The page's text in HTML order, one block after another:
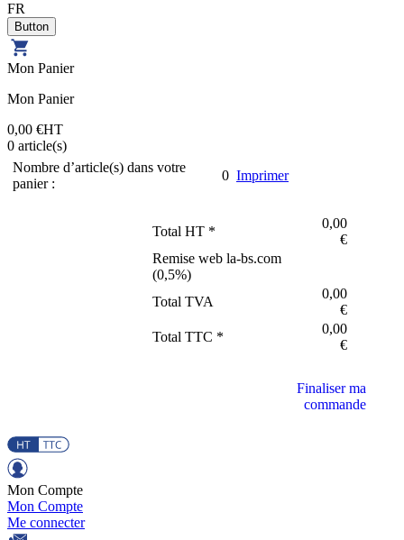
FR
Mon Panier
Mon Panier
0,00 €HT
0 article(s)
Nombre d’article(s) dans votre
panier :
0 Imprimer
Total HT *
0,00
€
Remise web la-bs.com
(0,5%)
Total TVA
0,00
€
Total TTC *
0,00
€
Finaliser ma
commande
Mon Compte
Mon Compte
Me connecter